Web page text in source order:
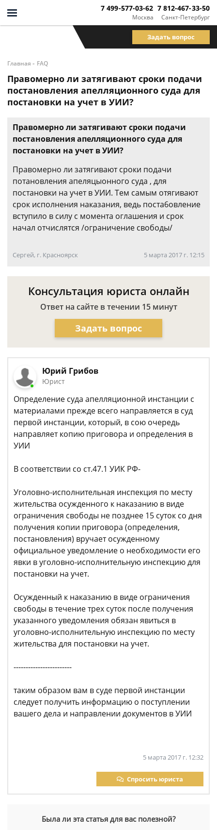
Москва
7 499-577-03-62
Санкт-Петербург
7 812-467-33-50
Задать вопрос
Главная - FAQ
Правомерно ли затягивают сроки подачи
постановления апелляционного суда для
постановки на учет в УИИ?
Правомерно ли затягивают сроки подачи
постановления апелляционного суда для
постановки на учет в УИИ?
Правомерно ли затягивают сроки подачи
потановления апеляцыонного суда , для
постановки на учет в УИИ. Тем самым отягивают
срок исполнения наказания, ведь поста6овление
вступило в силу с момента оглашения и срок
начал отчислятся /ограничение свободы/
Сергей, г. Красноярск 5 марта 2017 г. 12:15
Консультация юриста онлайн
Ответ на сайте в течении 15 минут
Задать вопрос
Юрий Грибов
Юрист
Определение суда апелляционной инстанции с
материалами прежде всего направляется в суд
первой инстанции, который, в сою очередь
направляет копию приговора и определения в
УИИ
В соответствии со ст.47.1 УИК РФ-
Уголовно-исполнительная инспекция по месту
жительства осужденного к наказанию в виде
ограничения свободы не позднее 15 суток со дня
получения копии приговора (определения,
постановления) вручает осужденному
официальное уведомление о необходимости его
явки в уголовно-исполнительную инспекцию для
постановки на учет.
Осужденный к наказанию в виде ограничения
свободы в течение трех суток после получения
указанного уведомления обязан явиться в
уголовно-исполнительную инспекцию по месту
жительства для постановки на учет.
------------------------
таким образом вам в суде первой инстанции
следует получить информацию о поступлении
вашего дела и направлении документов в УИИ
5 марта 2017 г. 12:32
Спросить юриста
Была ли эта статья для вас полезной?